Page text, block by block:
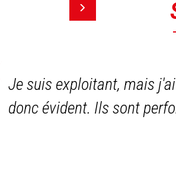
Je suis exploitant, mais
donc évident. Ils sont